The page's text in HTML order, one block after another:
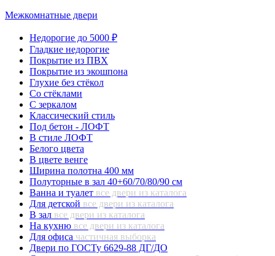
Межкомнатные двери
Недорогие до 5000 ₽
Гладкие недорогие
Покрытие из ПВХ
Покрытие из экошпона
Глухие без стёкол
Со стёклами
С зеркалом
Классический стиль
Под бетон - ЛОФТ
В стиле ЛОФТ
Белого цвета
В цвете венге
Ширина полотна 400 мм
Полуторные в зал 40+60/70/80/90 см
Ванна и туалет все двери из каталога
Для детской все двери из каталога
В зал все двери из каталога
На кухню все двери из каталога
Для офиса частичная выборка
Двери по ГОСТу 6629-88 ДГ/ДО